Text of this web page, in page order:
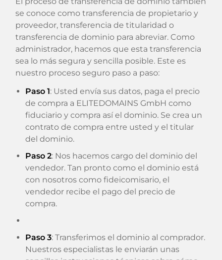
se conoce como transferencia de propietario y
proveedor, transferencia de titularidad o
transferencia de dominio para abreviar. Como
administrador, hacemos que esta transferencia
sea lo más segura y sencilla posible. Este es
nuestro proceso seguro paso a paso:
Paso 1: Usted envía sus datos, paga el precio
de compra a ELITEDOMAINS GmbH como
fiduciario y compra así el dominio. Se crea un
contrato de compra entre usted y el titular
del dominio.
Paso 2: Nos hacemos cargo del dominio del
vendedor. Tan pronto como el dominio está
con nosotros como fideicomisario, el
vendedor recibe el pago del precio de
compra.
Paso 3: Transferimos el dominio al comprador.
Nuestros especialistas le enviarán unas